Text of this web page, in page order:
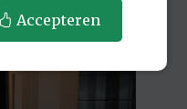
Accepteren